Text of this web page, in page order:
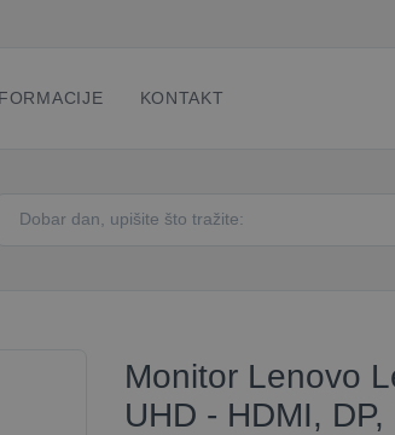
KONTAKT
Monitor Lenovo
UHD - HDMI, DP,